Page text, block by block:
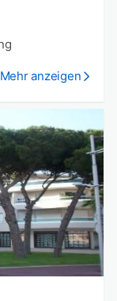
Mehr anzeigen